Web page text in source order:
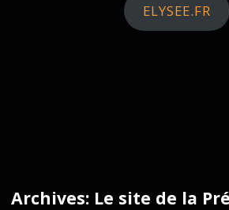
ELYSEE.FR
Archives: Le site de la